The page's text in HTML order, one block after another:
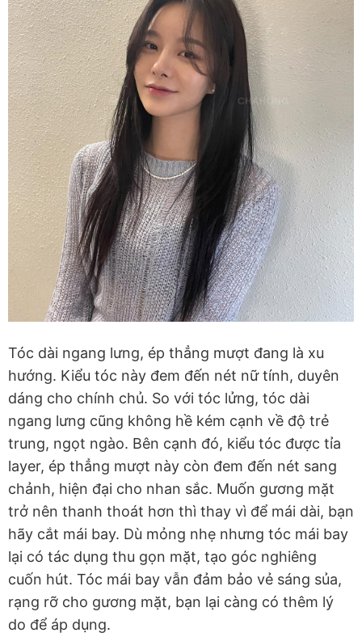
Tóc dài ngang lưng, ép thẳng mượt đang là xu
hướng. Kiểu tóc này đem đến nét nữ tính, duyên
dáng cho chính chủ. So với tóc lửng, tóc dài
ngang lưng cũng không hề kém cạnh về độ trẻ
trung, ngọt ngào. Bên cạnh đó, kiểu tóc được tỉa
layer, ép thẳng mượt này còn đem đến nét sang
chảnh, hiện đại cho nhan sắc. Muốn gương mặt
trở nên thanh thoát hơn thì thay vì để mái dài, bạn
hãy cắt mái bay. Dù mỏng nhẹ nhưng tóc mái bay
lại có tác dụng thu gọn mặt, tạo góc nghiêng
cuốn hút. Tóc mái bay vẫn đảm bảo vẻ sáng sủa,
rạng rỡ cho gương mặt, bạn lại càng có thêm lý
do để áp dụng.